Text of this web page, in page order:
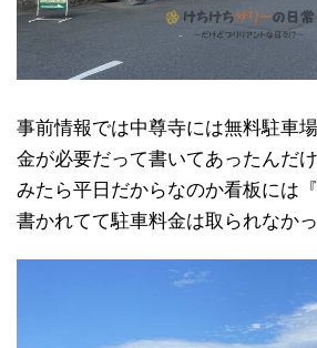
事前情報では中尊寺には無料駐車
金が必要だって書いてあったんだ
みたら平日だからなのか看板には
書かれてて駐車料金は取られなか